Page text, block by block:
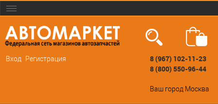
Вход Регистрация
8 (967) 102-11-23
8 (800) 550-96-44
Ваш город Москва